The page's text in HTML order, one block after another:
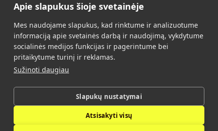
О нас Контакты
Правила Покупки
Vidalis © 2026. Все права защищены.
Политика конфиденциальности
Apie slapukus šioje svetainėje
Mes naudojame slapukus, kad rinktume ir analizuotume
informaciją apie svetainės darbą ir naudojimą, vykdytume
socialinės medijos funkcijas ir pagerintume bei
pritaikytume turinį ir reklamas.
Sužinoti daugiau
Slapukų nustatymai
Atsisakyti visų